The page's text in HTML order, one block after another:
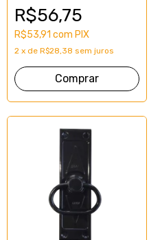
R$56,75
R$53,91 com PIX
2 x de R$28,38 sem juros